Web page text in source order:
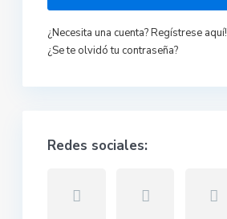
¿Necesita una cuenta? Regístrese aquí!
¿Se te olvidó tu contraseña?
Redes sociales: